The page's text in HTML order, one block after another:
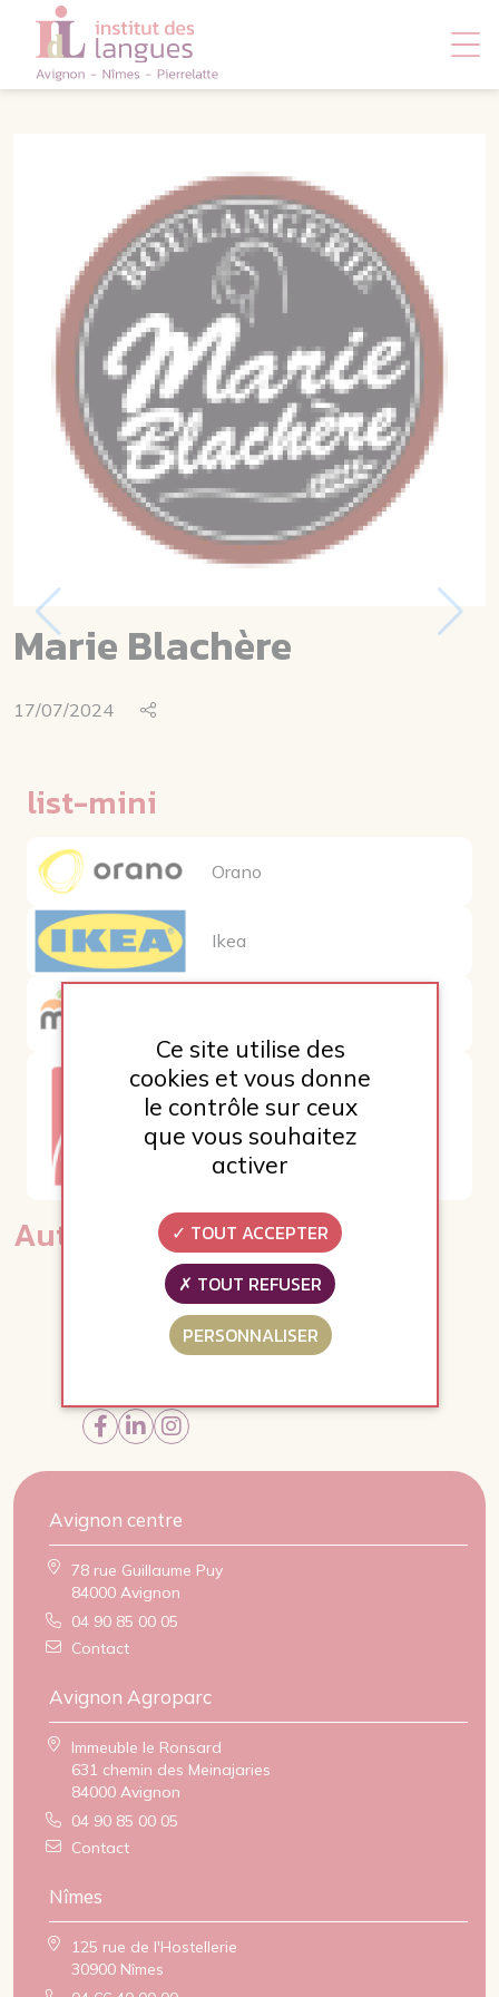
Marie Blachère
17/07/2024
list-mini
Orano
Ikea
Autres Réferences
Avignon centre
78 rue Guillaume Puy
84000 Avignon
04 90 85 00 05
Contact
Avignon Agroparc
Immeuble le Ronsard
631 chemin des Meinajaries
84000 Avignon
04 90 85 00 05
Contact
Nîmes
125 rue de l'Hostellerie
30900 Nîmes
Panneau de gestion des cookies
Ce site utilise des
cookies et vous donne
le contrôle sur ceux
que vous souhaitez
activer
TOUT ACCEPTER
TOUT REFUSER
PERSONNALISER